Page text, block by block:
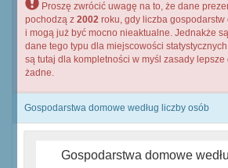
Proszę zwrócić uwagę na to, że dane
pochodzą z 2002 roku, gdy liczba gospodarstw
i mogą już być mocno nieaktualne. Jednakże
dane tego typu dla miejscowości
są tutaj dla kompletności w myśl zasady
żadne.
Gospodarstwa domowe według liczby osób
Gospodarstwa domowe